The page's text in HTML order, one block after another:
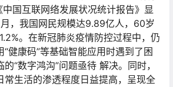
国互联网络发展状况统计报告》显
，我国网民规模达9.89亿人，60岁
。在新冠肺炎疫情防控过程中，仍
健康码”等基础智能应用时遇到了困
“数字鸿沟”问题亟待 解决。同时，
常生活的渗透程度日益提高，呈现全